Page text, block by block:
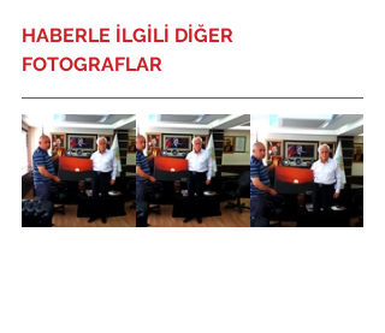
HABERLE İLGİLİ DİĞER
FOTOGRAFLAR